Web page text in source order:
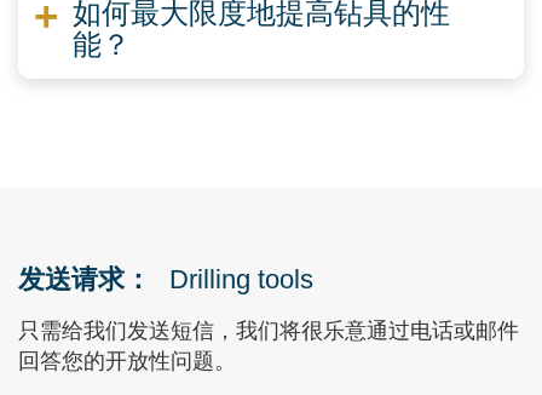
如何最大限度地提高钻具的性
能？
发送请求： Drilling tools
只需给我们发送短信，我们将很乐意通过电话或邮件
回答您的开放性问题。